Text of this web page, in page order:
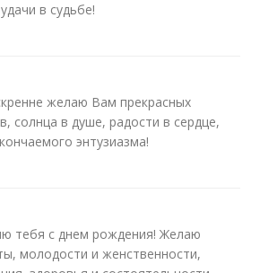
в судьбе!
желаю Вам прекрасных
солнца в душе, радости в сердце,
энтузиазма!
тебя с днем рождения! Желаю
молодости и женственности,